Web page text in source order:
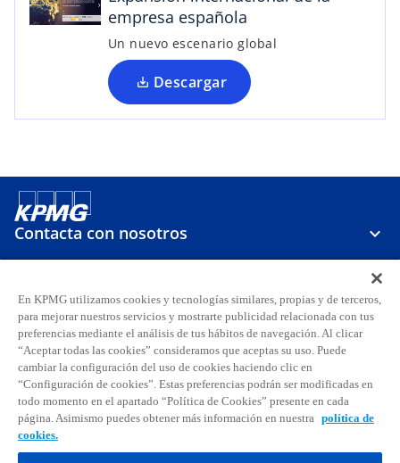
empresa española
Un nuevo escenario global
Descargar
u
n
a
e
s
ñ
u
e
a
Contacta con nosotros
Sobre KPMG
Carreras
s
e
b
s
e
b
s
e
b
s
e
b
s
e
b
s
e
a
b
Aviso legal Privacidad Política de cookies
En KPMG utilizamos cookies y tecnologías similares, propias y de terceros,
para mejorar nuestros servicios y mostrarte publicidad relacionada con tus
preferencias mediante el análisis de tus hábitos de navegación. Al clicar
“Aceptar todas las cookies” consideramos que aceptas su uso. Puede
cambiar la configuración del uso de cookies haciendo clic en
“Configuración de cookies”. Estas preferencias podrán ser modificadas en
todo momento en el apartado “Política de Cookies” presente en cada
página. Asimismo puedes obtener más información en nuestra política de
cookies.